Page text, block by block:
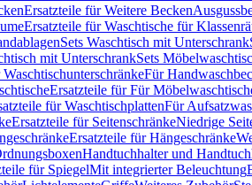
Ersatzteile für Weitere Becken
Ersatzteile für Waschtische für
Sets Waschtisch mit Unterschrank
mit UnterschrankSets
Für
Ersatzteile für Für
für WaschtischplattenFür
Ersatzteile für SeitenschränkeNiedrige
Ersatzteile für Hängeschränke
Handtuchhalter und
für SpiegelMit integrierter Beleuchtung